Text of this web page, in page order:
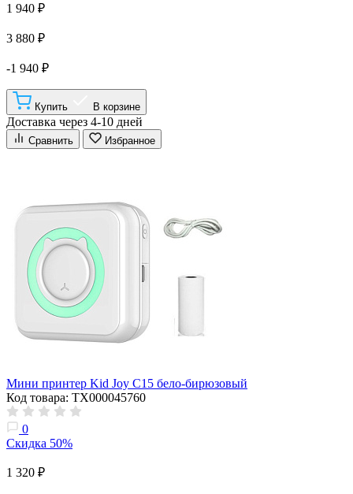
1 940 ₽
3 880 ₽
-1 940 ₽
Купить В корзине
Доставка через 4-10 дней
Сравнить Избранное
Мини принтер Kid Joy C15 бело-бирюзовый
Код товара: ТХ000045760
0
Скидка 50%
1 320 ₽